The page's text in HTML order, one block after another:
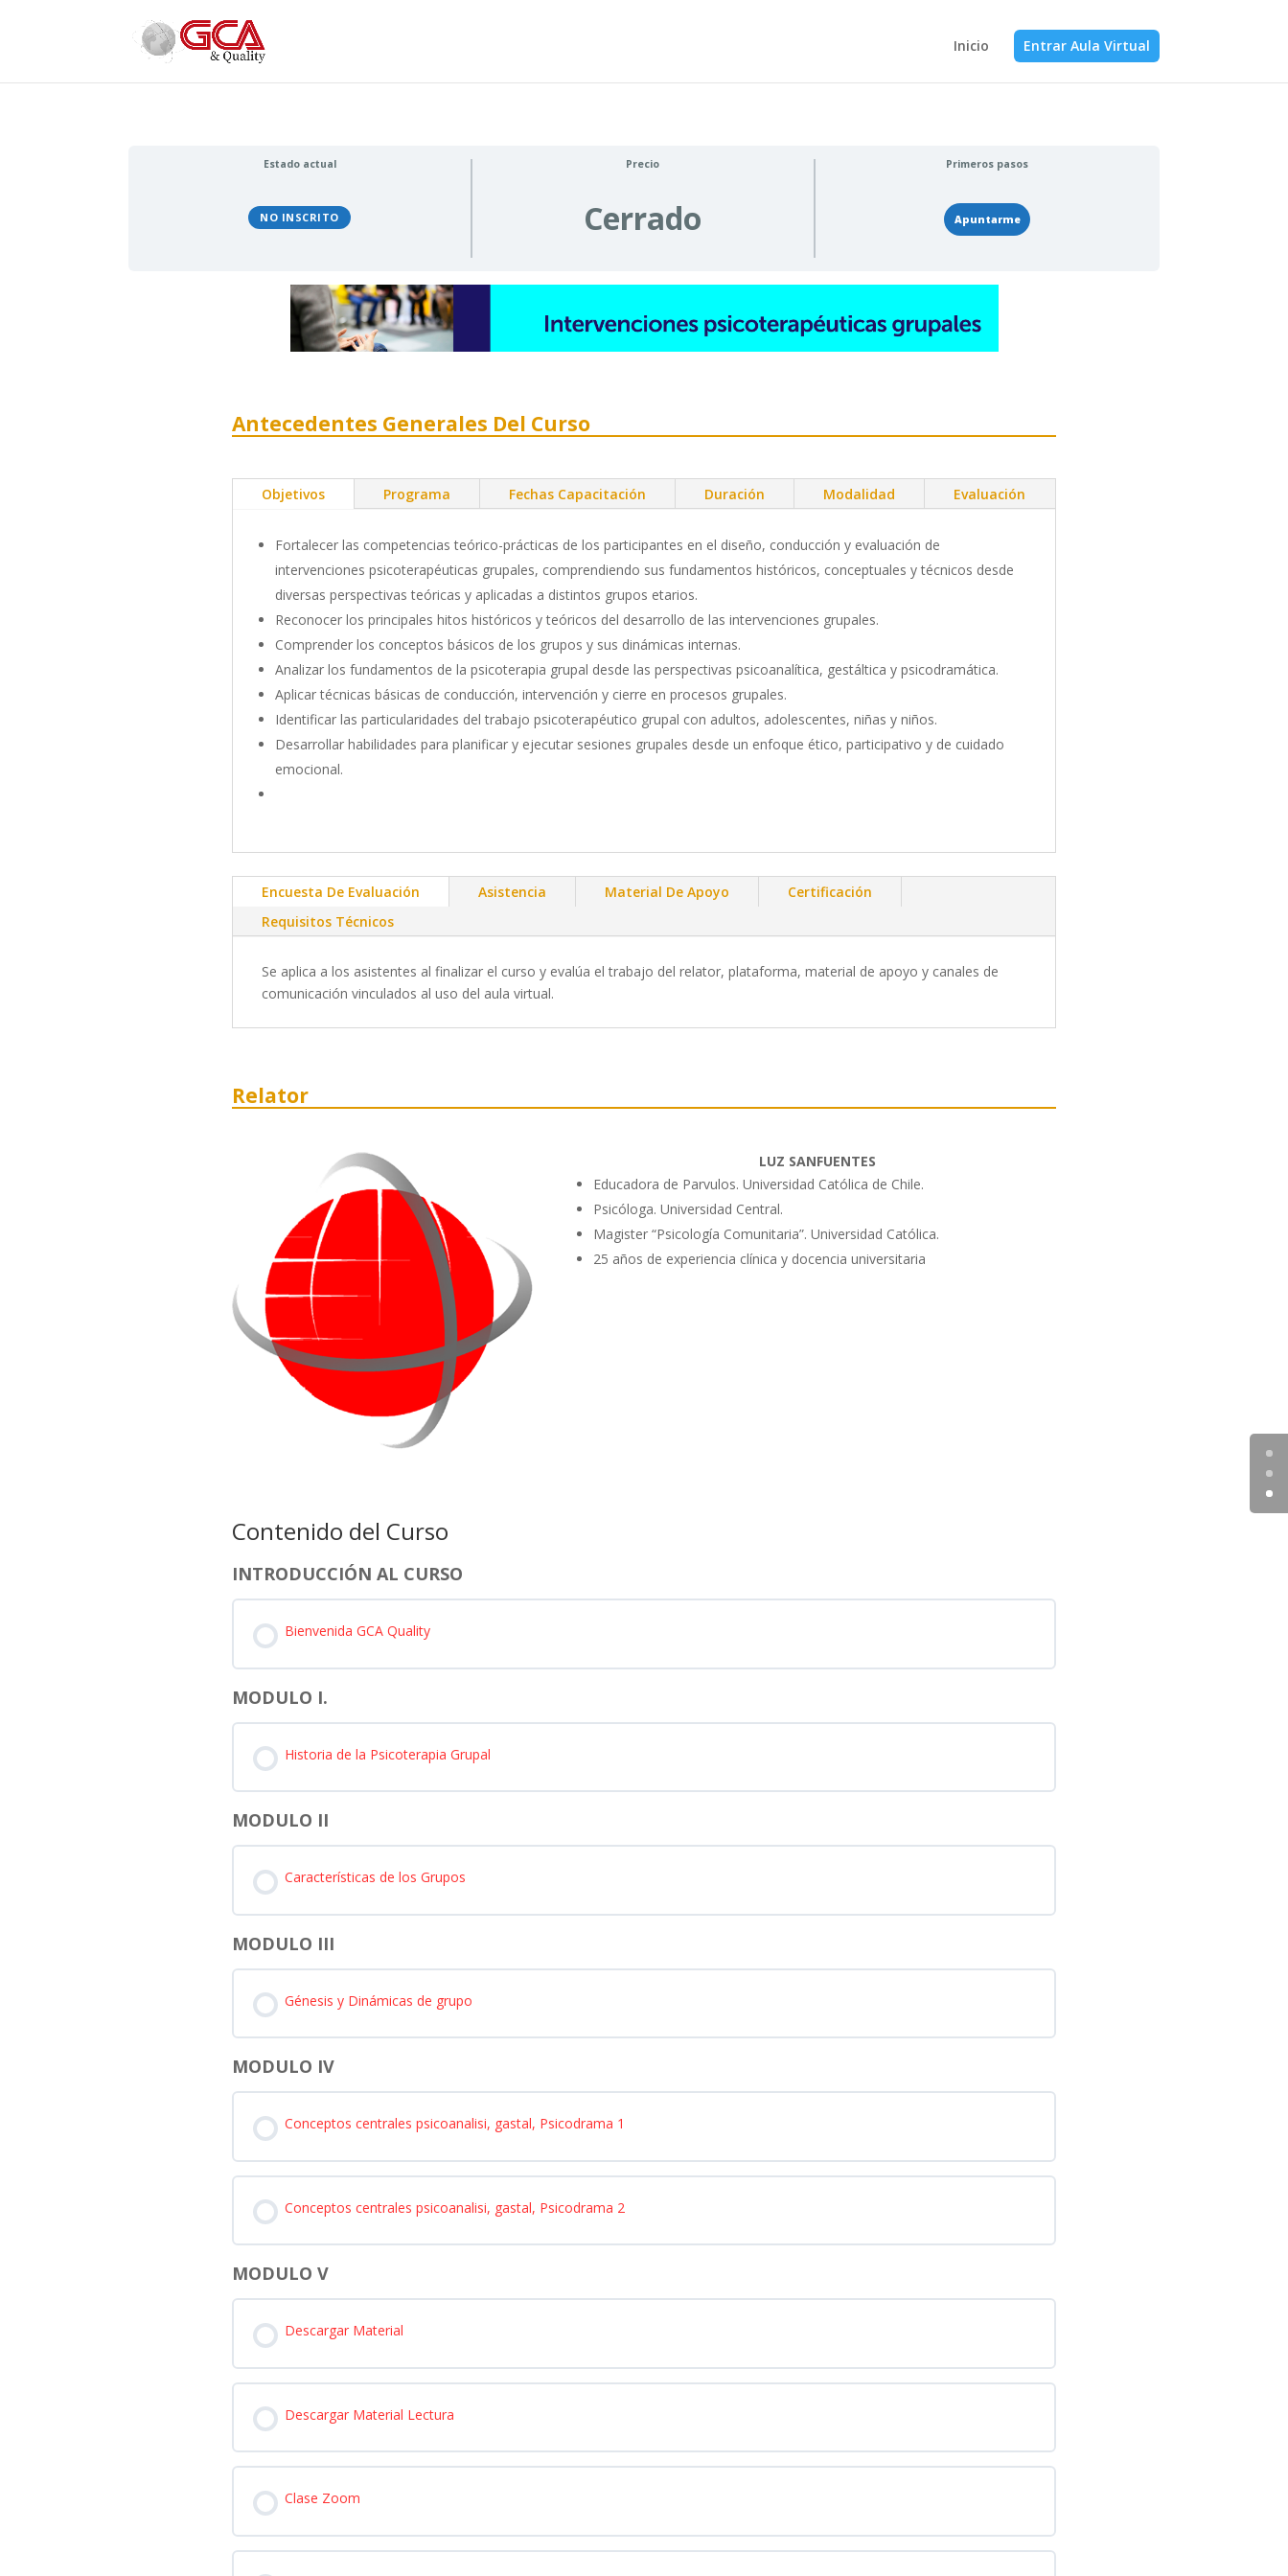
Inicio Entrar Aula Virtual
Estado actual
NO INSCRITO
Precio
Cerrado
Primeros pasos
Apuntarme
Antecedentes Generales Del Curso
Objetivos Programa Fechas Capacitación Duración Modalidad Evaluación
Fortalecer las competencias teórico-prácticas de los participantes en el diseño, conducción y evaluación de
intervenciones psicoterapéuticas grupales, comprendiendo sus fundamentos históricos, conceptuales y técnicos desde
diversas perspectivas teóricas y aplicadas a distintos grupos etarios.
Reconocer los principales hitos históricos y teóricos del desarrollo de las intervenciones grupales.
Comprender los conceptos básicos de los grupos y sus dinámicas internas.
Analizar los fundamentos de la psicoterapia grupal desde las perspectivas psicoanalítica, gestáltica y psicodramática.
Aplicar técnicas básicas de conducción, intervención y cierre en procesos grupales.
Identificar las particularidades del trabajo psicoterapéutico grupal con adultos, adolescentes, niñas y niños.
Desarrollar habilidades para planificar y ejecutar sesiones grupales desde un enfoque ético, participativo y de cuidado
emocional.
Encuesta De Evaluación Asistencia Material De Apoyo
Certificación
Requisitos Técnicos
Se aplica a los asistentes al finalizar el curso y evalúa el trabajo del relator, plataforma, material de apoyo y canales de
comunicación vinculados al uso del aula virtual.
Relator
LUZ SANFUENTES
Educadora de Parvulos. Universidad Católica de Chile.
Psicóloga. Universidad Central.
Magister “Psicología Comunitaria”. Universidad Católica.
25 años de experiencia clínica y docencia universitaria
Contenido del Curso
INTRODUCCIÓN AL CURSO
Bienvenida GCA Quality
MODULO I.
Historia de la Psicoterapia Grupal
MODULO II
Características de los Grupos
MODULO III
Génesis y Dinámicas de grupo
MODULO IV
Conceptos centrales psicoanalisi, gastal, Psicodrama 1
Conceptos centrales psicoanalisi, gastal, Psicodrama 2
MODULO V
Descargar Material
Descargar Material Lectura
Clase Zoom